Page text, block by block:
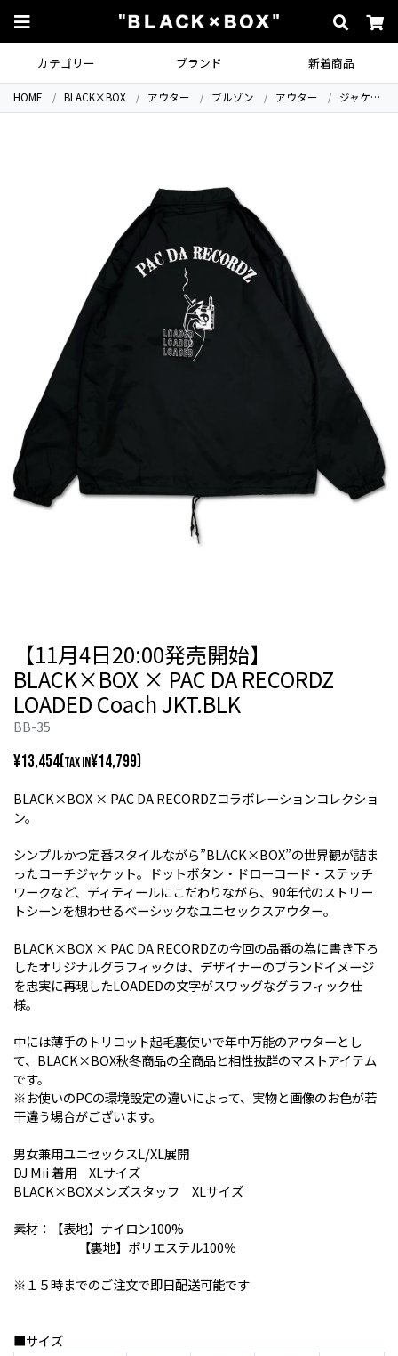
カテゴリー ブランド 新着商品
HOME BLACK×BOX アウター ブルゾン アウター ジャケット
【11月4日20:00発売開始】
BLACK×BOX × PAC DA RECORDZ
LOADED Coach JKT.BLK
BB-35
¥13,454(TAX IN¥14,799)
BLACK×BOX × PAC DA RECORDZコラボレーションコレクショ
ン。
シンプルかつ定番スタイルながら”BLACK×BOX”の世界観が詰ま
ったコーチジャケット。ドットボタン・ドローコード・ステッチ
ワークなど、ディティールにこだわりながら、90年代のストリー
トシーンを想わせるベーシックなユニセックスアウター。
BLACK×BOX × PAC DA RECORDZの今回の品番の為に書き下ろ
したオリジナルグラフィックは、デザイナーのブランドイメージ
を忠実に再現したLOADEDの文字がスワッグなグラフィック仕
様。
中には薄手のトリコット起毛裏使いで年中万能のアウターとし
て、BLACK×BOX秋冬商品の全商品と相性抜群のマストアイテム
です。
※お使いのPCの環境設定の違いによって、実物と画像のお色が若
干違う場合がございます。
男女兼用ユニセックスL/XL展開
DJ Mii 着用 XLサイズ
BLACK×BOXメンズスタッフ XLサイズ
素材：【表地】ナイロン100%
【裏地】ポリエステル100％
※１５時までのご注文で即日配送可能です
■サイズ